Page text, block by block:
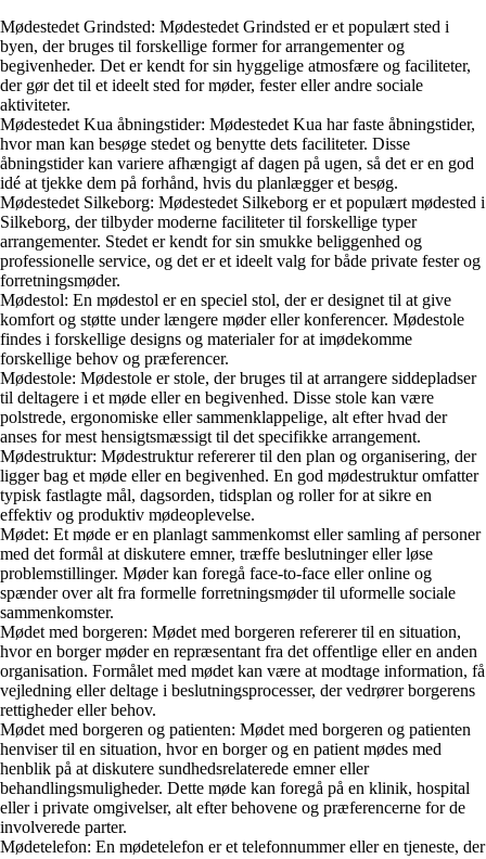
Mødestedet Grindsted: Mødestedet Grindsted er et populært sted i
byen, der bruges til forskellige former for arrangementer og
begivenheder. Det er kendt for sin hyggelige atmosfære og faciliteter,
der gør det til et ideelt sted for møder, fester eller andre sociale
aktiviteter.
Mødestedet Kua åbningstider: Mødestedet Kua har faste åbningstider,
hvor man kan besøge stedet og benytte dets faciliteter. Disse
åbningstider kan variere afhængigt af dagen på ugen, så det er en god
idé at tjekke dem på forhånd, hvis du planlægger et besøg.
Mødestedet Silkeborg: Mødestedet Silkeborg er et populært mødested i
Silkeborg, der tilbyder moderne faciliteter til forskellige typer
arrangementer. Stedet er kendt for sin smukke beliggenhed og
professionelle service, og det er et ideelt valg for både private fester og
forretningsmøder.
Mødestol: En mødestol er en speciel stol, der er designet til at give
komfort og støtte under længere møder eller konferencer. Mødestole
findes i forskellige designs og materialer for at imødekomme
forskellige behov og præferencer.
Mødestole: Mødestole er stole, der bruges til at arrangere siddepladser
til deltagere i et møde eller en begivenhed. Disse stole kan være
polstrede, ergonomiske eller sammenklappelige, alt efter hvad der
anses for mest hensigtsmæssigt til det specifikke arrangement.
Mødestruktur: Mødestruktur refererer til den plan og organisering, der
ligger bag et møde eller en begivenhed. En god mødestruktur omfatter
typisk fastlagte mål, dagsorden, tidsplan og roller for at sikre en
effektiv og produktiv mødeoplevelse.
Mødet: Et møde er en planlagt sammenkomst eller samling af personer
med det formål at diskutere emner, træffe beslutninger eller løse
problemstillinger. Møder kan foregå face-to-face eller online og
spænder over alt fra formelle forretningsmøder til uformelle sociale
sammenkomster.
Mødet med borgeren: Mødet med borgeren refererer til en situation,
hvor en borger møder en repræsentant fra det offentlige eller en anden
organisation. Formålet med mødet kan være at modtage information, få
vejledning eller deltage i beslutningsprocesser, der vedrører borgerens
rettigheder eller behov.
Mødet med borgeren og patienten: Mødet med borgeren og patienten
henviser til en situation, hvor en borger og en patient mødes med
henblik på at diskutere sundhedsrelaterede emner eller
behandlingsmuligheder. Dette møde kan foregå på en klinik, hospital
eller i private omgivelser, alt efter behovene og præferencerne for de
involverede parter.
Mødetelefon: En mødetelefon er et telefonnummer eller en tjeneste, der